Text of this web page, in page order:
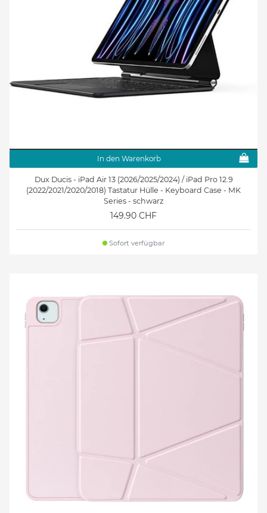
In den Warenkorb
Dux Ducis - iPad Air 13 (2026/2025/2024) / iPad Pro 12.9
(2022/2021/2020/2018) Tastatur Hülle - Keyboard Case - MK
Series - schwarz
149.90 CHF
Sofort verfügbar